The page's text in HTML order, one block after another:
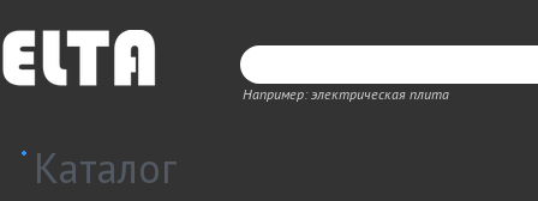
Например: электрическая плита
Каталог